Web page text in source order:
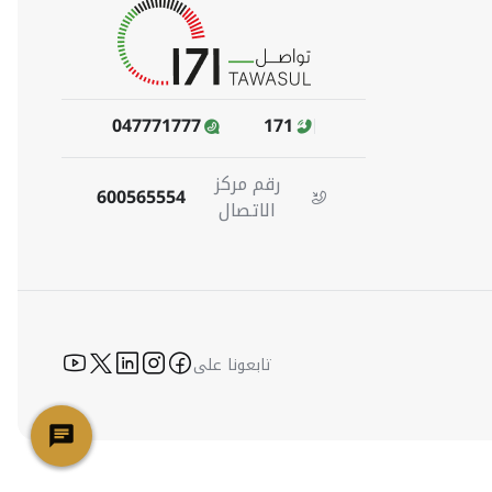
171
047771777
رقم مركز
الاتصال 600565554
تابعونا على icon-facebook
icon-instagram
icon-linkedin
icon-twitter